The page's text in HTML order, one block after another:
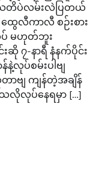
တိပဲလမ်းလဲပြတယ်
လီကာလီ စဉ်းစား
ပ် မဟုတ်ဘူး
ဆို ၇-နာရီ နံနက်ပိုင်း
လုပ်စမ်းပါဗျ
ဗျ ကျန်တဲ့အချိန်
လိုလုပ်နေရမှာ […]